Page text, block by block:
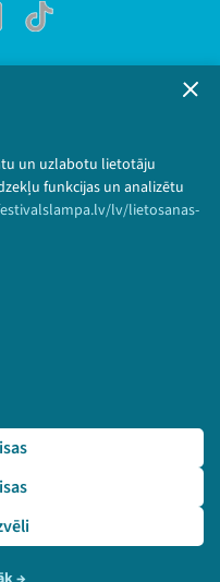
un uzlabotu lietotāju
funkcijas un analizētu
lv/lietosanas-
TikTok
politika
Visas tiesības
lv/pasakums/3298